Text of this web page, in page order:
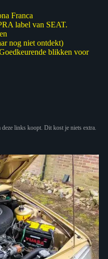
Franca
label van SEAT.
nog niet ontdekt)
blikken voor
links koopt. Dit kost je niets extra.